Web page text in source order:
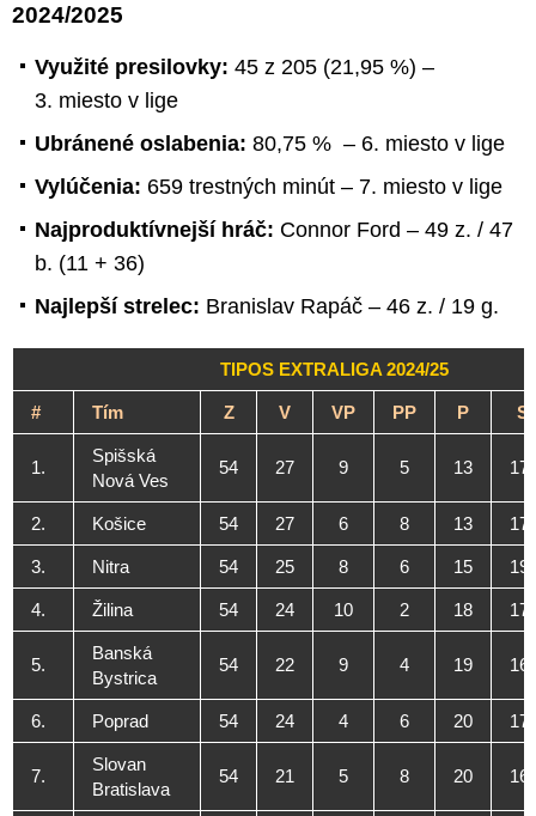
2024/2025
Využité presilovky: 45 z 205 (21,95 %) –
3. miesto v lige
Ubránené oslabenia: 80,75 % – 6. miesto v lige
Vylúčenia: 659 trestných minút – 7. miesto v lige
Najproduktívnejší hráč: Connor Ford – 49 z. / 47
b. (11 + 36)
Najlepší strelec: Branislav Rapáč – 46 z. / 19 g.
TIPOS EXTRALIGA 2024/25
# Tím Z V VP PP P
1.
Spišská
Nová Ves
54 27 9 5 13
2. Košice 54 27 6 8 13
3. Nitra 54 25 8 6 15
4. Žilina 54 24 10 2 18
5.
Banská
Bystrica
54 22 9 4 19
6. Poprad 54 24 4 6 20
7.
Slovan
Bratislava
54 21 5 8 20